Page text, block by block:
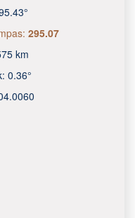
295.07
km
0.36°